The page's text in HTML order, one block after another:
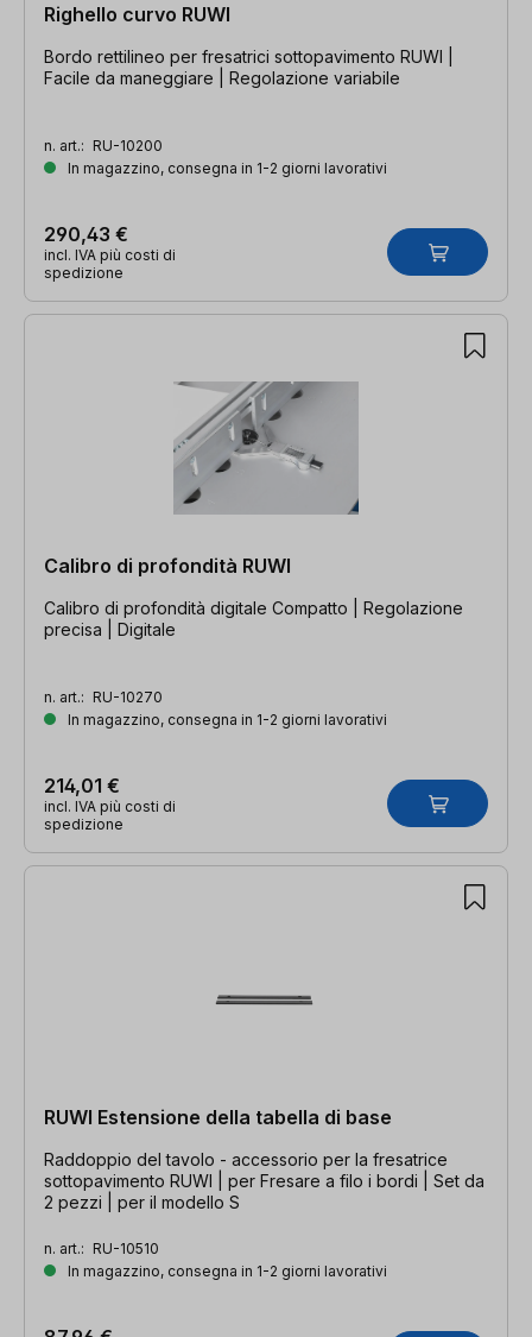
Righello curvo RUWI
Bordo rettilineo per fresatrici sottopavimento RUWI |
Facile da maneggiare | Regolazione variabile
n. art.: RU-10200
In magazzino, consegna in 1-2 giorni lavorativi
290,43 €
incl. IVA più costi di
spedizione
Calibro di profondità RUWI
Calibro di profondità digitale Compatto | Regolazione
precisa | Digitale
n. art.: RU-10270
In magazzino, consegna in 1-2 giorni lavorativi
214,01 €
incl. IVA più costi di
spedizione
RUWI Estensione della tabella di base
Raddoppio del tavolo - accessorio per la fresatrice
sottopavimento RUWI | per Fresare a filo i bordi | Set da
2 pezzi | per il modello S
n. art.: RU-10510
In magazzino, consegna in 1-2 giorni lavorativi